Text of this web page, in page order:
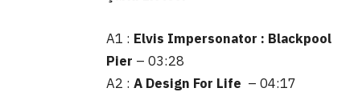
A1 : Elvis Impersonator : Blackpool
Pier – 03:28
A2 :A Design For Life – 04:17